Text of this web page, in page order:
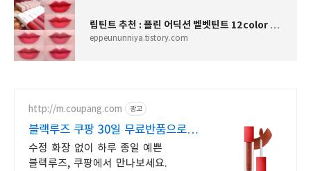
립틴트 추천 : 플린 어딕션 벨벳틴트 12color 전색상 리뷰
eppeununniya.tistory.com
http://m.coupang.com 광고
블랙루즈 쿠팡 30일 무료반품으로
편하게
수정 화장 없이 하루 종일 예쁜
블랙루즈, 쿠팡에서 만나보세요.